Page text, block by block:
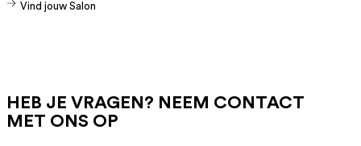
Vind jouw Salon
HEB JE VRAGEN? NEEM CONTACT
MET ONS OP